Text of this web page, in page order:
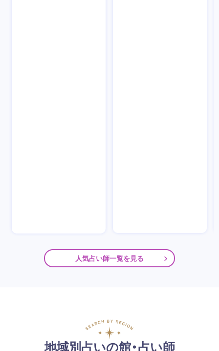
人気占い師一覧を見る
地域別占いの館・占い師